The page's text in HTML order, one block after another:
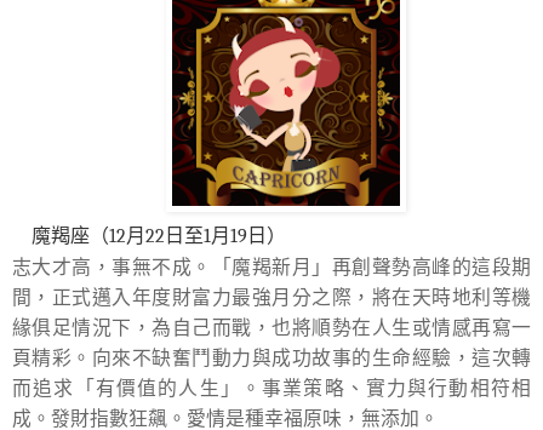
魔羯座（12月22日至1月19日）
志大才高，事無不成。「魔羯新月」再創聲勢高峰的這段期
間，正式邁入年度財富力最強月分之際，將在天時地利等機
緣俱足情況下，為自己而戰，也將順勢在人生或情感再寫一
頁精彩。向來不缺奮鬥動力與成功故事的生命經驗，這次轉
而追求「有價值的人生」。事業策略、實力與行動相符相
成。發財指數狂飆。愛情是種幸福原味，無添加。